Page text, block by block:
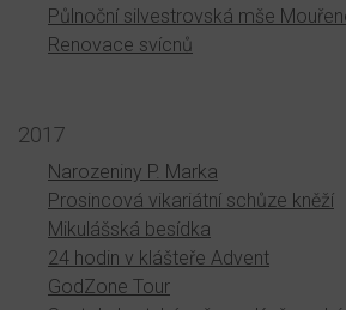
Půlnoční silvestrovská mše
Renovace svícnů
2017
Narozeniny P. Marka
Prosincová vikariátní schůze kněží
Mikulášská besídka
24 hodin v klášteře Advent
GodZone Tour